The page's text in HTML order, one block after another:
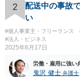
護士の名前は出てきま
に支障をきたした） ＞
いくら請求されている
2
配送中の事故
い
#個人事業主・フリーランス
#法人・ビジネス
2025年6月17日
労働・雇用に強い
鬼沢 健士 弁護士